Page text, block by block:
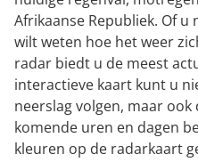
Afrikaanse Republiek. Of
wilt weten hoe het weer
radar biedt u de meest
interactieve kaart kunt u
neerslag volgen, maar
komende uren en dagen
kleuren op de radarkaart